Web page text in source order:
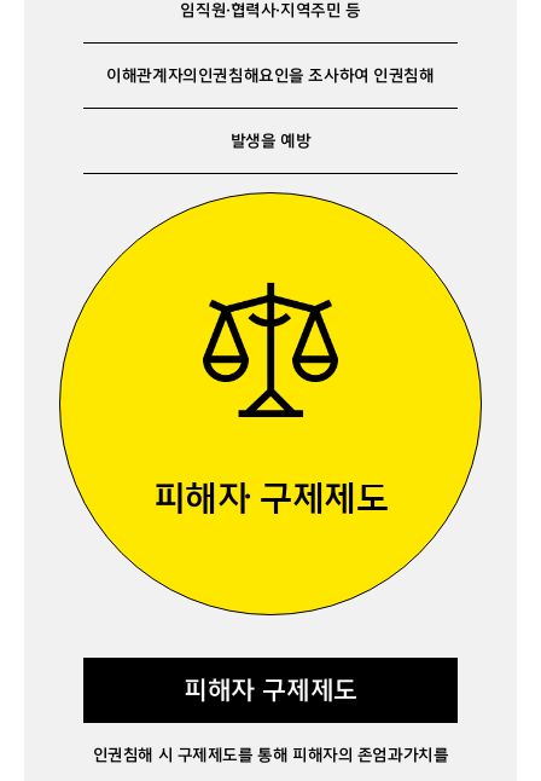
임직원·협력사·지역주민 등
이해관계자의 인권침해요인을 조사하여 인권침해
발생을 예방
피해자 구제제도
피해자 구제제도
인권침해 시 구제제도를 통해 피해자의 존엄과가치를